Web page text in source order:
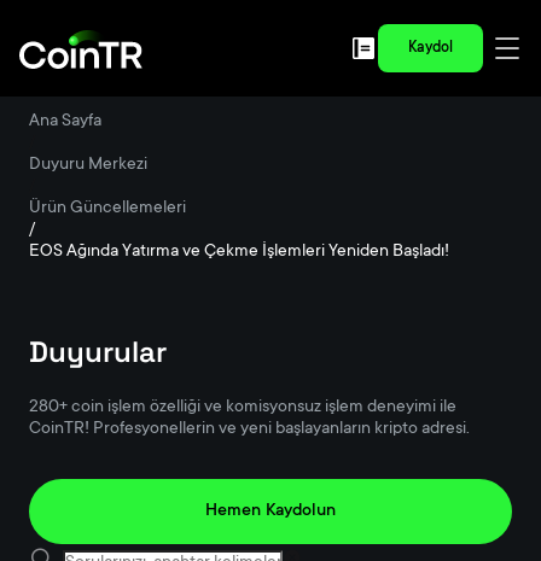
Kaydol
Ana Sayfa
Duyuru Merkezi
Ürün Güncellemeleri
/
EOS Ağında Yatırma ve Çekme İşlemleri Yeniden Başladı!
Duyurular
280+ coin işlem özelliği ve komisyonsuz işlem deneyimi ile
CoinTR! Profesyonellerin ve yeni başlayanların kripto adresi.
Hemen Kaydolun